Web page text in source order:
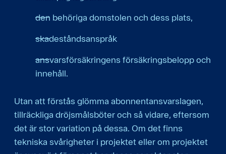
den behöriga domstolen och dess plats,
skadeståndsanspråk
ansvarsförsäkringens försäkringsbelopp och
innehåll.
Utan att förstås glömma abonnentansvarslagen,
tillräckliga dröjsmålsböter och så vidare, eftersom
det är stor variation på dessa. Om det finns
tekniska svårigheter i projektet eller om projektet